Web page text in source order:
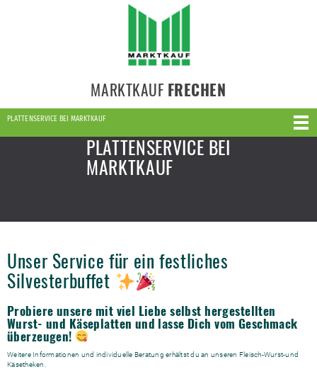
MARKTKAUF FRECHEN
PLATTENSERVICE BEI MARKTKAUF
PLATTENSERVICE BEI
MARKTKAUF
Unser Service für ein festliches
Silvesterbuffet
Probiere unsere mit viel Liebe selbst hergestellten
Wurst- und Käseplatten und lasse Dich vom Geschmack
überzeugen!
Weitere Informationen und individuelle Beratung erhältst du an unseren Fleisch-Wurst-und
Käsetheken.